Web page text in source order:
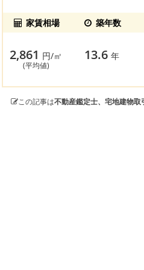
家賃相場 築年数
2,861 円/㎡
(平均値)
13.6年
この記事は不動産鑑定士、宅地建物取